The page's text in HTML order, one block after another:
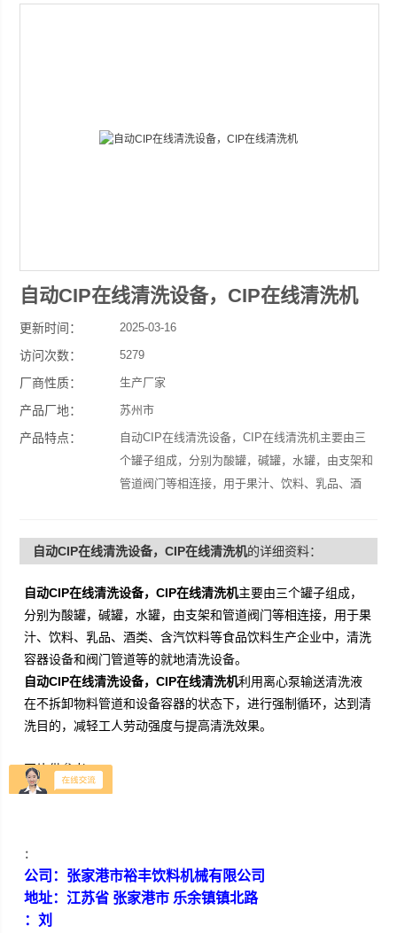
自动CIP在线清洗设备，CIP在线清洗机
更新时间： 2025-03-16
访问次数： 5279
厂商性质： 生产厂家
产品厂地： 苏州市
产品特点：
自动CIP在线清洗设备，CIP在线清洗机主要由三
个罐子组成，分别为酸罐，碱罐，水罐，由支架和
管道阀门等相连接，用于果汁、饮料、乳品、酒
自动CIP在线清洗设备，CIP在线清洗机的详细资料：
自动CIP在线清洗设备，CIP在线清洗机主要由三个罐子组成，
分别为酸罐，碱罐，水罐，由支架和管道阀门等相连接，用于果
汁、饮料、乳品、酒类、含汽饮料等食品饮料生产企业中，清洗
容器设备和阀门管道等的就地清洗设备。
自动CIP在线清洗设备，CIP在线清洗机利用离心泵输送清洗液
在不拆卸物料管道和设备容器的状态下，进行强制循环，达到清
洗目的，减轻工人劳动强度与提高清洗效果。
图片供参考:
：
公司：张家港市裕丰饮料机械有限公司
地址：江苏省 张家港市 乐余镇镇北路
：刘